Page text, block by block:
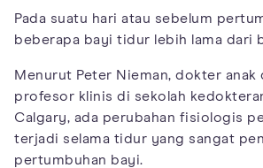
Pada suatu hari atau sebelum
beberapa bayi tidur lebih lama dari
Menurut Peter Nieman, dokter anak
profesor klinis di sekolah
Calgary, ada perubahan fisiologis
terjadi selama tidur yang sangat
pertumbuhan bayi.